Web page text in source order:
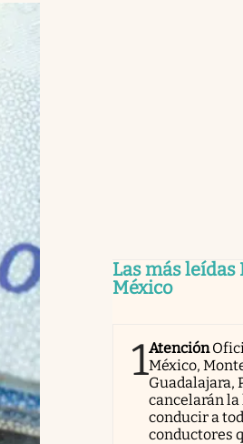
Las más leídas
México
1Atención
México,
Guadalajara,
cancelarán
conducir a
conductores